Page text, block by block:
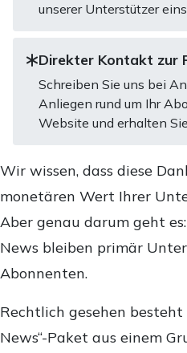
unserer Unterstützer
Direkter Kontakt zur
Schreiben Sie uns bei
Anliegen rund um Ihr
Website und erhalten
Wir wissen, dass diese
monetären Wert Ihrer
Aber genau darum geht
News bleiben primär
Abonnenten.
Rechtlich gesehen
News“-Paket aus einem